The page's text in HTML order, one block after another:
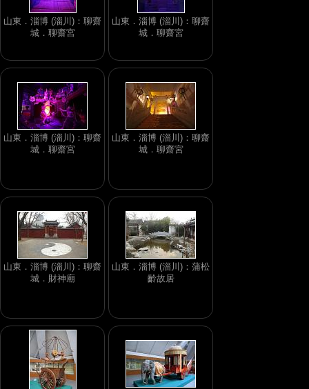
山東．淄博 (淄川)：聊齋
城．聊齋宮
山東．淄博 (淄川)：聊齋
城．聊齋宮
山東．淄博 (淄川)：聊齋
城．聊齋宮
山東．淄博 (淄川)：聊齋
城．聊齋宮
山東．淄博 (淄川)：聊齋
城．財神廟
山東．淄博 (淄川)：蒲松
齡故居